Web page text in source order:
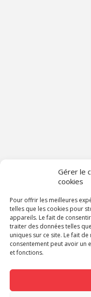
Gérer le
cookies
Pour offrir les meilleures
telles que les cookies pour
appareils. Le fait de
traiter des données telles
uniques sur ce site. Le fait
consentement peut avoir un
et fonctions.